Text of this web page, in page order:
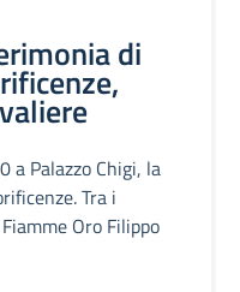
di
a Palazzo Chigi, la
Tra i
Oro Filippo